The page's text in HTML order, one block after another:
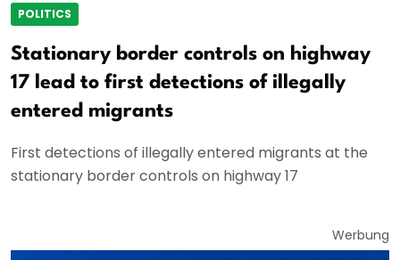
POLITICS
Stationary border controls on highway
17 lead to first detections of illegally
entered migrants
First detections of illegally entered migrants at the
stationary border controls on highway 17
Werbung